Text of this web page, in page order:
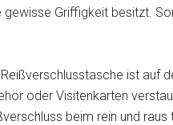
Griffigkeit besitzt.
Reißverschlusstasche ist auf
oder Visitenkarten
beim rein und raus